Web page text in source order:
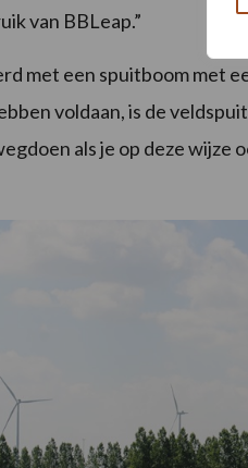
van BBLeap.”
met een spuitboom met
voldaan, is de
als je op deze wijze